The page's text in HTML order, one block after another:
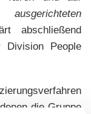
abschließend
Division People
die Gruppe